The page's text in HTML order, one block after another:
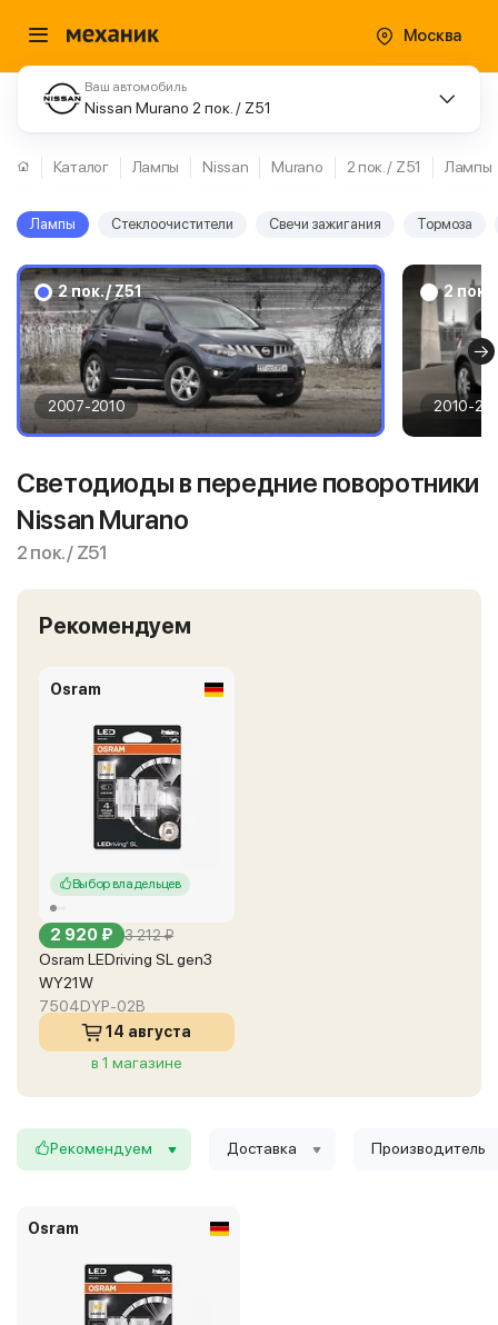
Москва
Ваш автомобиль
Nissan Murano 2 пок. / Z51
Каталог Лампы Nissan Murano 2 пок. / Z51 Лампы
Лампы Стеклоочистители Свечи зажигания Тормоза
2 пок. / Z51
2007-2010
2 пок.
2010-
Светодиоды в передние поворотники
Nissan Murano
2 пок. / Z51
Рекомендуем
Osram
Выбор владельцев
2 920 ₽ 3 212 ₽
Osram LEDriving SL gen3
WY21W
7504DYP-02B
14 августа
в 1 магазине
Рекомендуем Доставка Производитель
Osram